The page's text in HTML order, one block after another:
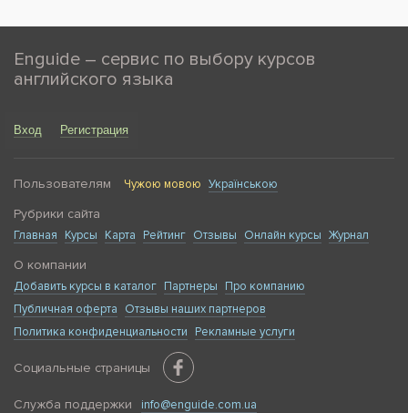
Enguide – сервис по выбору курсов
английского языка
Вход Регистрация
Пользователям Чужою мовою Українською
Рубрики сайта
Главная Курсы Карта Рейтинг Отзывы Онлайн курсы Журнал
О компании
Добавить курсы в каталог Партнеры
Про компанию
Публичная оферта
Отзывы наших партнеров
Политика конфиденциальности
Рекламные услуги
Социальные страницы
Служба поддержки info@enguide.com.ua